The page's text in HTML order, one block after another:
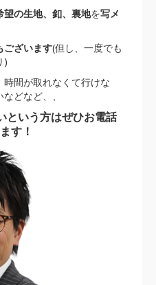
望の生地、釦、裏地を写メ
ございます(但し、一度でも
)
間が取れなくて行けな
どなど、、
という方はぜひお電話
す！